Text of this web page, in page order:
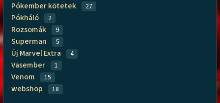
Pókember kötetek 27
Pókháló 2
Rozsomák 9
Superman 5
Új Marvel Extra 4
Vasember 1
Venom 15
webshop 18